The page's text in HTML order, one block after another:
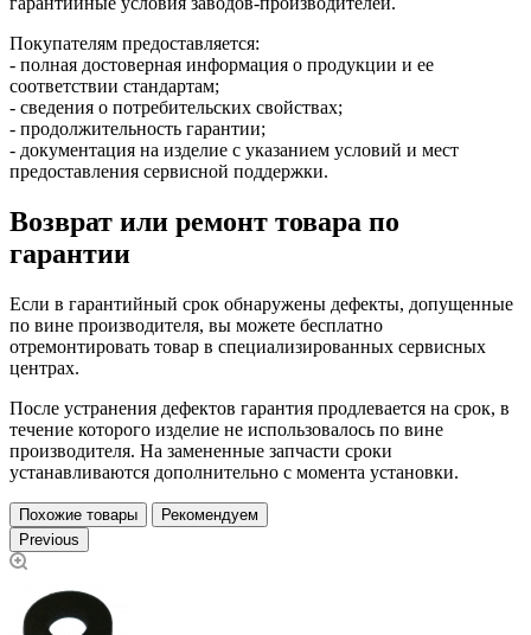
Покупателям предоставляется:
- полная достоверная информация о продукции и ее
соответствии стандартам;
- сведения о потребительских свойствах;
- продолжительность гарантии;
- документация на изделие с указанием условий и мест
предоставления сервисной поддержки.
Возврат или ремонт товара по
гарантии
Если в гарантийный срок обнаружены дефекты, допущенные
по вине производителя, вы можете бесплатно
отремонтировать товар в специализированных сервисных
центрах.
После устранения дефектов гарантия продлевается на срок, в
течение которого изделие не использовалось по вине
производителя. На замененные запчасти сроки
устанавливаются дополнительно с момента установки.
Похожие товары
Рекомендуем
Previous